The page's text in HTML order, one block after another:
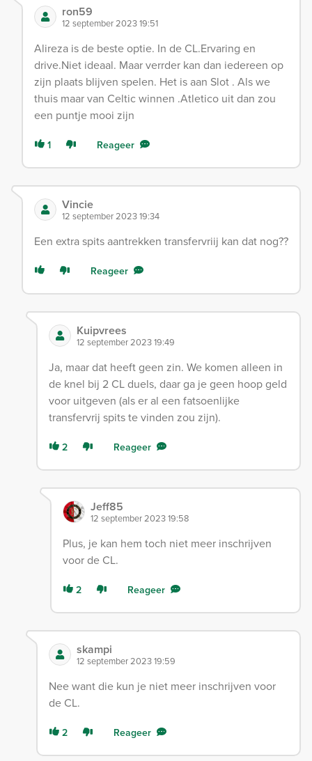
ron59
12 september 2023 19:51
Alireza is de beste optie. In de CL.Ervaring en
drive.Niet ideaal. Maar verrder kan dan iedereen op
zijn plaats blijven spelen. Het is aan Slot . Als we
thuis maar van Celtic winnen .Atletico uit dan zou
een puntje mooi zijn
1 Reageer
Vincie
12 september 2023 19:34
Een extra spits aantrekken transfervriij kan dat nog??
Reageer
Kuipvrees
12 september 2023 19:49
Ja, maar dat heeft geen zin. We komen alleen in
de knel bij 2 CL duels, daar ga je geen hoop geld
voor uitgeven (als er al een fatsoenlijke
transfervrij spits te vinden zou zijn).
2 Reageer
Jeff85
12 september 2023 19:58
Plus, je kan hem toch niet meer inschrijven
voor de CL.
2 Reageer
skampi
12 september 2023 19:59
Nee want die kun je niet meer inschrijven voor
de CL.
2 Reageer